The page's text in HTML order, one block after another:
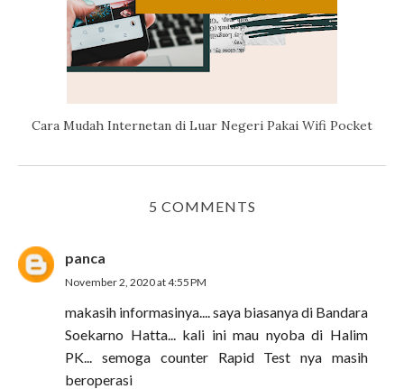
Cara Mudah Internetan di Luar Negeri Pakai Wifi Pocket
5 COMMENTS
panca
November 2, 2020 at 4:55 PM
makasih informasinya.... saya biasanya di Bandara
Soekarno Hatta... kali ini mau nyoba di Halim
PK... semoga counter Rapid Test nya masih
beroperasi